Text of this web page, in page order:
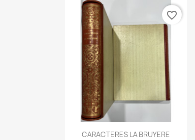
Aperçu rapide
CARACTERES LA BRUYERE
favorite_border